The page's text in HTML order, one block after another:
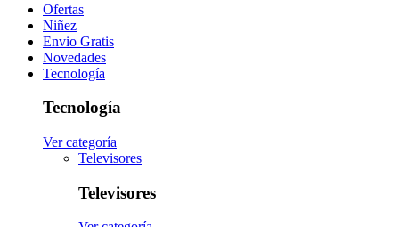
Ofertas
Niñez
Envio Gratis
Novedades
Tecnología
Tecnología
Ver categoría
Televisores
Televisores